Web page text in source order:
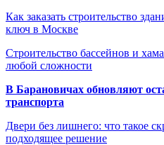
Как заказать строительство
ключ в Москве
Строительство бассейнов и
любой сложности
В Барановичах обновляют
транспорта
Двери без лишнего: что такое
подходящее решение